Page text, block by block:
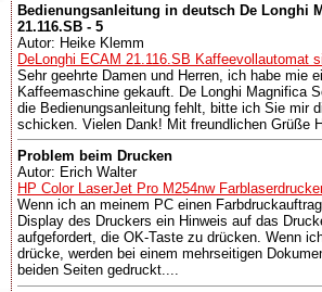
Bedienungsanleitung in deutsch De Longhi
21.116.SB - 5
Autor: Heike Klemm
DeLonghi ECAM 21.116.SB Kaffeevollautomat
Sehr geehrte Damen und Herren, ich habe mie
Kaffeemaschine gekauft. De Longhi Magnifica
die Bedienungsanleitung fehlt, bitte ich Sie mir
schicken. Vielen Dank! Mit freundlichen Grüße
Problem beim Drucken
Autor: Erich Walter
HP Color LaserJet Pro M254nw
Wenn ich an meinem PC einen
Display des Druckers ein Hinweis auf das
aufgefordert, die OK-Taste zu drücken. Wenn
drücke, werden bei einem mehrseitigen
beiden Seiten gedruckt....